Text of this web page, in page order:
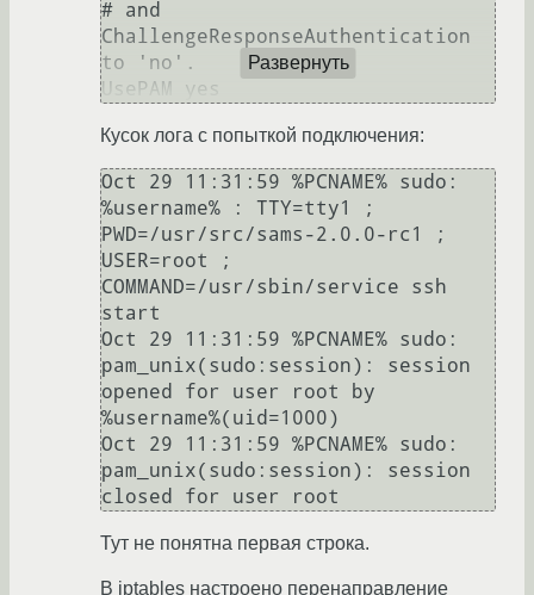
# and
ChallengeResponseAuthentication
to 'no'.
UsePAM yes
Развернуть
Кусок лога с попыткой подключения:
Oct 29 11:31:59 %PCNAME% sudo:
%username% : TTY=tty1 ;
PWD=/usr/src/sams-2.0.0-rc1 ;
USER=root ;
COMMAND=/usr/sbin/service ssh
start
Oct 29 11:31:59 %PCNAME% sudo:
pam_unix(sudo:session): session
opened for user root by
%username%(uid=1000)
Oct 29 11:31:59 %PCNAME% sudo:
pam_unix(sudo:session): session
closed for user root
Тут не понятна первая строка.
В iptables настроено перенаправление